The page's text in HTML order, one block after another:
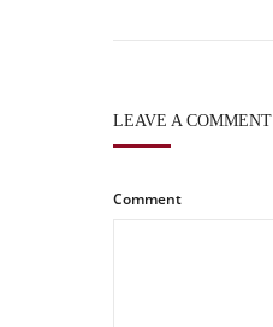
LEAVE A COMMENT
Comment